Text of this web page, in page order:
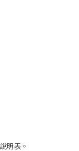
明表。